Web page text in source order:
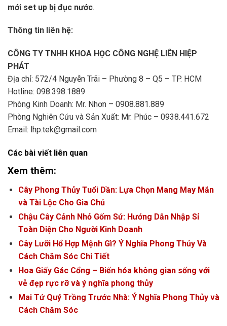
mới set up bị đục nước.
Thông tin liên hệ:
CÔNG TY TNHH KHOA HỌC CÔNG NGHỆ LIÊN HIỆP
PHÁT
Địa chỉ: 572/4 Nguyễn Trãi – Phường 8 – Q5 – TP. HCM
Hotline: 098.398.1889
Phòng Kinh Doanh: Mr. Nhơn – 0908.881.889
Phòng Nghiên Cứu và Sản Xuất: Mr. Phúc – 0938.441.672
Email: lhp.tek@gmail.com
Các bài viết liên quan
Xem thêm:
Cây Phong Thủy Tuổi Dần: Lựa Chọn Mang May Mắn
và Tài Lộc Cho Gia Chủ
Chậu Cây Cảnh Nhỏ Gốm Sứ: Hướng Dẫn Nhập Sỉ
Toàn Diện Cho Người Kinh Doanh
Cây Lưỡi Hổ Hợp Mệnh Gì? Ý Nghĩa Phong Thủy Và
Cách Chăm Sóc Chi Tiết
Hoa Giấy Gác Cổng – Biến hóa không gian sống với
vẻ đẹp rực rỡ và ý nghĩa phong thủy
Mai Tứ Quý Trồng Trước Nhà: Ý Nghĩa Phong Thủy và
Cách Chăm Sóc